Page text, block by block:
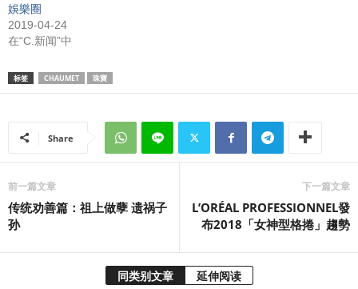
娛樂圈
2019-04-24
在“C.新闻”中
标签 CHAUMET 珠寶
Share
前一篇文章
传统劝善篇：祖上做孽 遗祸子
孙
下一篇文章
L’ORÉAL PROFESSIONNEL發
布2018「女神型格捲」趨勢
同类别文章 延伸阅读